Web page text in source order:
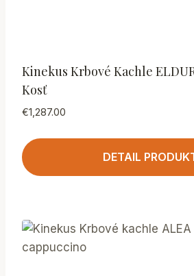
Kinekus Krbové Kachle
Kosť
€1,287.00
DETAIL